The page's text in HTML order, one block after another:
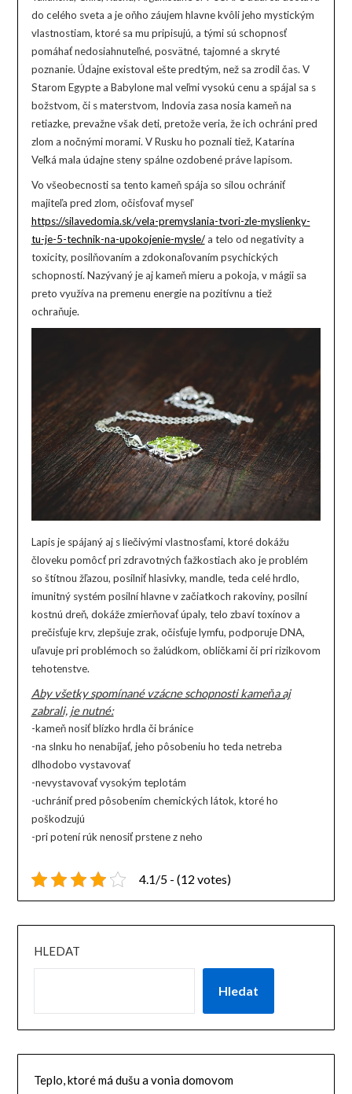
do celého sveta a je oňho záujem hlavne kvôli jeho mystickým
vlastnostiam, ktoré sa mu pripisujú, a tými sú schopnosť
pomáhať nedosiahnuteľné, posvätné, tajomné a skryté
poznanie. Údajne existoval ešte predtým, než sa zrodil čas. V
Starom Egypte a Babylone mal veľmi vysokú cenu a spájal sa s
božstvom, či s materstvom, Indovia zasa nosia kameň na
retiazke, prevažne však deti, pretože veria, že ich ochráni pred
zlom a nočnými morami. V Rusku ho poznali tiež, Katarína
Veľká mala údajne steny spálne ozdobené práve lapisom.
Vo všeobecnosti sa tento kameň spája so silou ochrániť
majiteľa pred zlom, očisťovať myseľ
https://silavedomia.sk/vela-premyslania-tvori-zle-myslienky-
tu-je-5-technik-na-upokojenie-mysle/a telo od negativity a
toxicity, posilňovaním a zdokonaľovaním psychických
schopností. Nazývaný je aj kameň mieru a pokoja, v mágii sa
preto využíva na premenu energie na pozitívnu a tiež
ochraňuje.
Lapis je spájaný aj s liečivými vlastnosťami, ktoré dokážu
človeku pomôcť pri zdravotných ťažkostiach ako je problém
so štítnou žľazou, posilniť hlasivky, mandle, teda celé hrdlo,
imunitný systém posilní hlavne v začiatkoch rakoviny, posilní
kostnú dreň, dokáže zmierňovať úpaly, telo zbaví toxínov a
prečisťuje krv, zlepšuje zrak, očisťuje lymfu, podporuje DNA,
uľavuje pri problémoch so žalúdkom, obličkami či pri rizikovom
tehotenstve.
Aby všetky spomínané vzácne schopnosti kameňa aj
zabrali, je nutné:
-kameň nosiť blízko hrdla či bránice
-na slnku ho nenabíjať, jeho pôsobeniu ho teda netreba
dlhodobo vystavovať
-nevystavovať vysokým teplotám
-uchrániť pred pôsobením chemických látok, ktoré ho
poškodzujú
-pri potení rúk nenosiť prstene z neho
4.1/5 - (12 votes)
HLEDAT
Hledat
Teplo, ktoré má dušu a vonia domovom